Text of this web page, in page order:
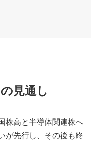
見通し
株高と半導体関連株へ
が先行し、その後も終